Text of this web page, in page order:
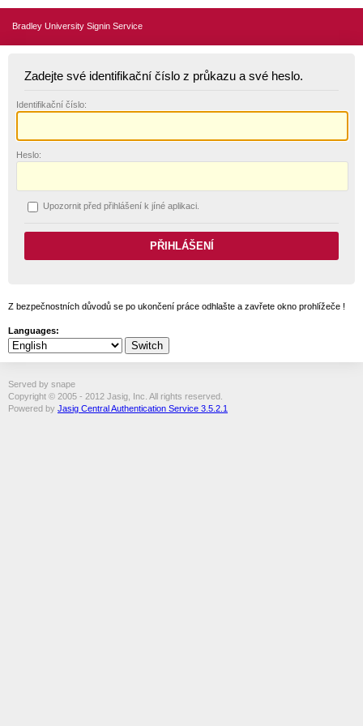
Bradley University Signin Service
Zadejte své identifikační číslo z průkazu a své heslo.
Identifikační číslo:
Heslo:
Upozornit před přihlášení k jíné aplikaci.
Z bezpečnostních důvodů se po ukončení práce odhlašte a zavřete okno prohlížeče !
Languages:
Served by snape
Copyright © 2005 - 2012 Jasig, Inc. All rights reserved.
Powered by Jasig Central Authentication Service 3.5.2.1